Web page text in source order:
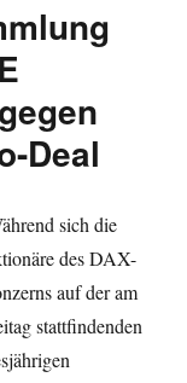
Deal
sich die
des DAX-
auf der am
stattfindenden